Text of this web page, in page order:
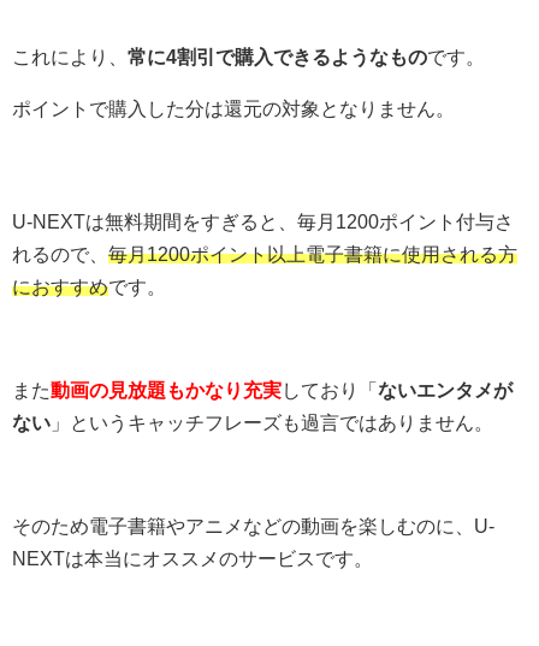
これにより、 常に4割引で購入できるようなものです。
ポイントで購入した分は還元の対象となりません。
U-NEXTは無料期間をすぎると、毎月1200ポイント付与さ
れるので、 毎月1200ポイント以上電子書籍に使用される方
におすすめです。
また動画の見放題もかなり充実しており「 ないエンタメが
ない 」というキャッチフレーズも過言ではありません。
そのため電子書籍やアニメなどの動画を楽しむのに、U-
NEXTは本当にオススメのサービスです。